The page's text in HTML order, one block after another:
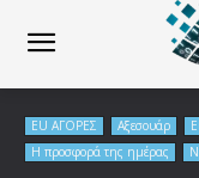
EU ΑΓΟΡΕΣ Αξεσουάρ
Η προσφορά της ημέρας